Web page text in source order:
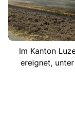
Im Kanton
ereignet,